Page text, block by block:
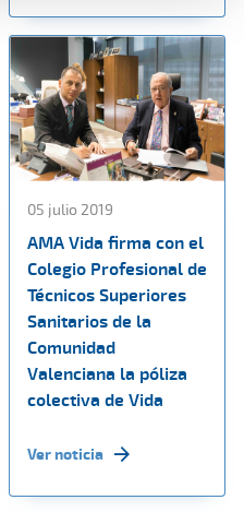
05 julio 2019
AMA Vida firma con el
Colegio Profesional de
Técnicos Superiores
Sanitarios de la
Comunidad
Valenciana la póliza
colectiva de Vida
Ver noticia